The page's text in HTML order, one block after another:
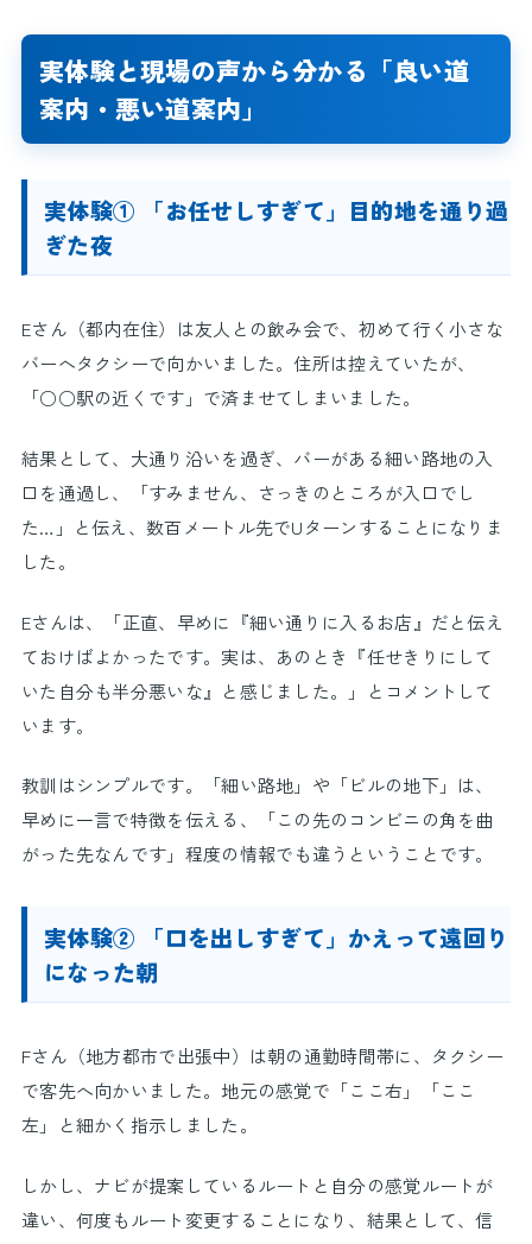
実体験と現場の声から分かる「良い道
案内・悪い道案内」
実体験① 「お任せしすぎて」目的地を通り過
ぎた夜
Eさん（都内在住）は友人との飲み会で、初めて行く小さな
バーへタクシーで向かいました。住所は控えていたが、
「○○駅の近くです」で済ませてしまいました。
結果として、大通り沿いを過ぎ、バーがある細い路地の入
口を通過し、「すみません、さっきのところが入口でし
た…」と伝え、数百メートル先でUターンすることになりま
した。
Eさんは、「正直、早めに『細い通りに入るお店』だと伝え
ておけばよかったです。実は、あのとき『任せきりにして
いた自分も半分悪いな』と感じました。」とコメントして
います。
教訓はシンプルです。「細い路地」や「ビルの地下」は、
早めに一言で特徴を伝える、「この先のコンビニの角を曲
がった先なんです」程度の情報でも違うということです。
実体験② 「口を出しすぎて」かえって遠回り
になった朝
Fさん（地方都市で出張中）は朝の通勤時間帯に、タクシー
で客先へ向かいました。地元の感覚で「ここ右」「ここ
左」と細かく指示しました。
しかし、ナビが提案しているルートと自分の感覚ルートが
違い、何度もルート変更することになり、結果として、信